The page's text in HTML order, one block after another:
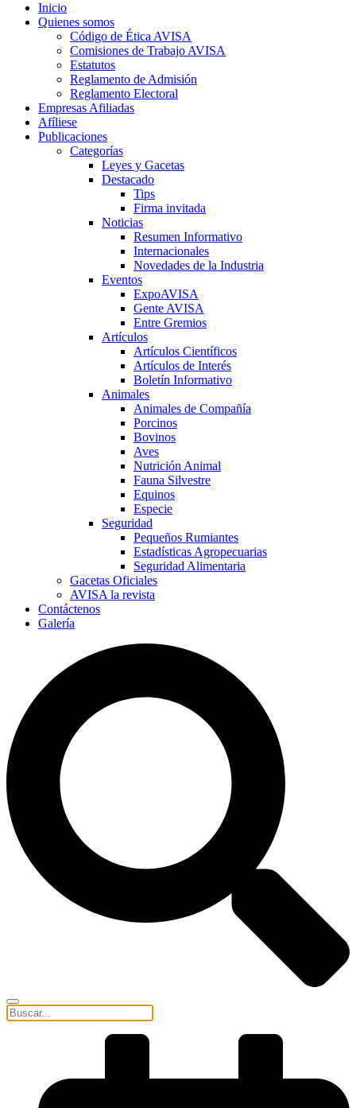
Inicio
Quienes somos
Código de Ética AVISA
Comisiones de Trabajo AVISA
Estatutos
Reglamento de Admisión
Reglamento Electoral
Empresas Afiliadas
Afíliese
Publicaciones
Categorías
Leyes y Gacetas
Destacado
Tips
Firma invitada
Noticias
Resumen Informativo
Internacionales
Novedades de la Industria
Eventos
ExpoAVISA
Gente AVISA
Entre Gremios
Artículos
Artículos Científicos
Artículos de Interés
Boletín Informativo
Animales
Animales de Compañía
Porcinos
Bovinos
Aves
Nutrición Animal
Fauna Silvestre
Equinos
Especie
Seguridad
Pequeños Rumiantes
Estadísticas Agropecuarias
Seguridad Alimentaria
Gacetas Oficiales
AVISA la revista
Contáctenos
Galería